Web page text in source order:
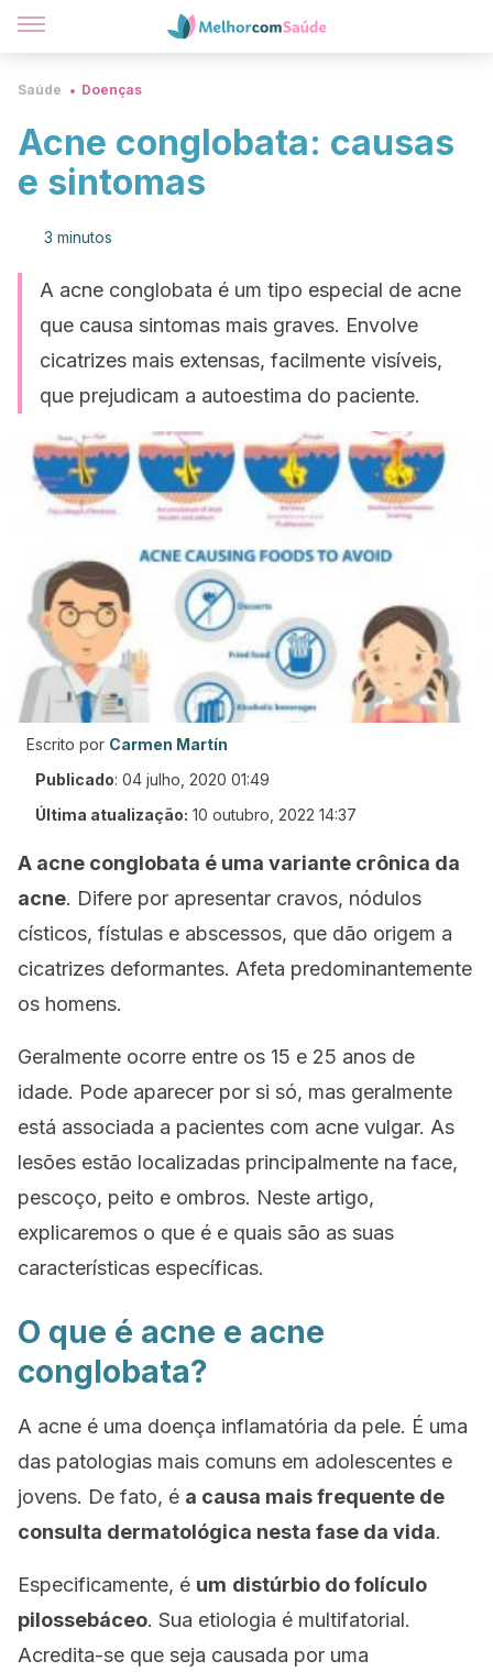
Saúde Doenças
Acne conglobata: causas
e sintomas
3 minutos
A acne conglobata é um tipo especial de acne
que causa sintomas mais graves. Envolve
cicatrizes mais extensas, facilmente visíveis,
que prejudicam a autoestima do paciente.
Escrito por Carmen Martín
Publicado: 04 julho, 2020 01:49
Última atualização: 10 outubro, 2022 14:37
A acne conglobata é uma variante crônica da
acne. Difere por apresentar cravos, nódulos
císticos, fístulas e abscessos, que dão origem a
cicatrizes deformantes. Afeta predominantemente
os homens.
Geralmente ocorre entre os 15 e 25 anos de
idade. Pode aparecer por si só, mas geralmente
está associada a pacientes com acne vulgar. As
lesões estão localizadas principalmente na face,
pescoço, peito e ombros. Neste artigo,
explicaremos o que é e quais são as suas
características específicas.
O que é acne e acne
conglobata?
A acne é uma doença inflamatória da pele. É uma
das patologias mais comuns em adolescentes e
jovens. De fato, é a causa mais frequente de
consulta dermatológica nesta fase da vida.
Especificamente, é um distúrbio do folículo
pilossebáceo. Sua etiologia é multifatorial.
Acredita-se que seja causada por uma